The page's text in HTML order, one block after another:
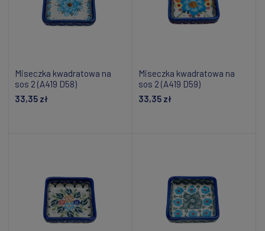
Miseczka kwadratowa na
sos 2 (A419 D58)
33,35 zł
Miseczka kwadratowa na
sos 2 (A419 D59)
33,35 zł